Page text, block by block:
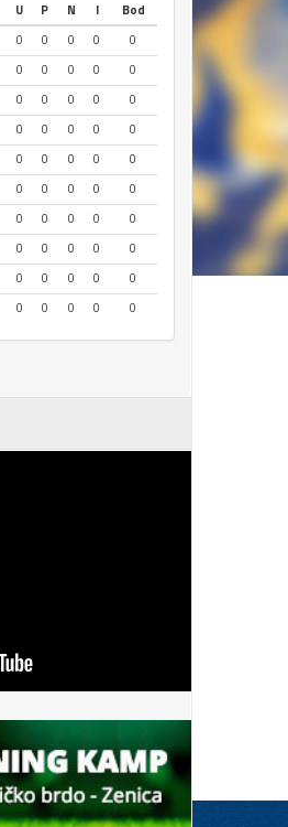
U P N I
Bod
0 0 0 0
0
0 0 0 0
0
0 0 0 0
0
0 0 0 0
0
0 0 0 0
0
0 0 0 0
0
0 0 0 0
0
0 0 0 0
0
0 0 0 0
0
0 0 0 0 0